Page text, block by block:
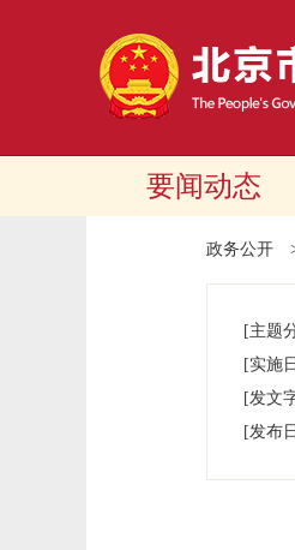
要闻动态
政务公开
[主题
[实施
[发文
[发布